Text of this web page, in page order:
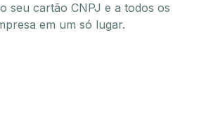
seu cartão CNPJ e a todos os
em um só lugar.